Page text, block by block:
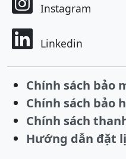
Instagram
Linkedin
Chính sách bảo
Chính sách bảo
Chính sách
Hướng dẫn đặt